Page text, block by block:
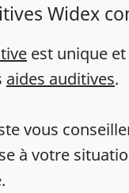
Widex
est unique
aides auditives.
vous
à votre